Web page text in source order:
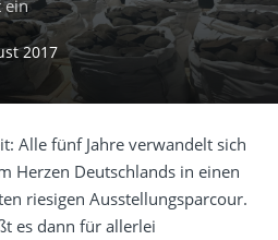
ein
2017
Alle fünf Jahre verwandelt sich
Herzen Deutschlands in einen
riesigen Ausstellungsparcour.
es dann für allerlei